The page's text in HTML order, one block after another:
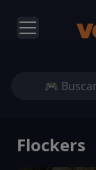
Flockers